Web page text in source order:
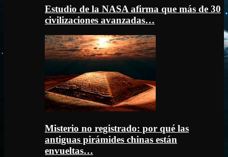
Estudio de la NASA afirma que más de 30
civilizaciones avanzadas…
Misterio no registrado: por qué las
antiguas pirámides chinas están
envueltas…